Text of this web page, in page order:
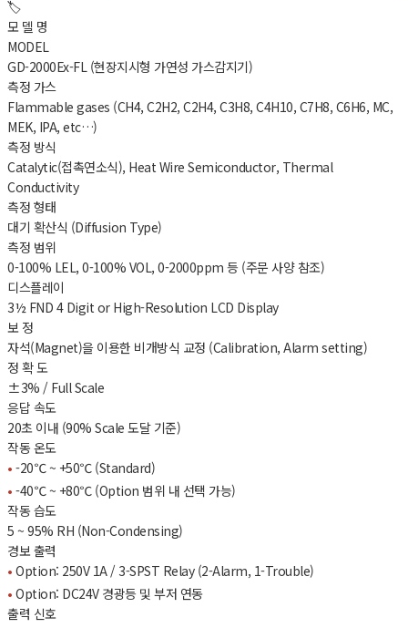
🏷️
모 델 명
MODEL
GD-2000Ex-FL (현장지시형 가연성 가스감지기)
측정 가스
Flammable gases (CH4, C2H2, C2H4, C3H8, C4H10, C7H8, C6H6, MC,
MEK, IPA, etc…)
측정 방식
Catalytic(접촉연소식), Heat Wire Semiconductor, Thermal
Conductivity
측정 형태
대기 확산식 (Diffusion Type)
측정 범위
0-100% LEL, 0-100% VOL, 0-2000ppm 등 (주문 사양 참조)
디스플레이
3½ FND 4 Digit or High-Resolution LCD Display
보 정
자석(Magnet)을 이용한 비개방식 교정 (Calibration, Alarm setting)
정 확 도
±3% / Full Scale
응답 속도
20초 이내 (90% Scale 도달 기준)
작동 온도
• -20℃ ~ +50℃ (Standard)
• -40℃ ~ +80℃ (Option 범위 내 선택 가능)
작동 습도
5 ~ 95% RH (Non-Condensing)
경보 출력
• Option: 250V 1A / 3-SPST Relay (2-Alarm, 1-Trouble)
• Option: DC24V 경광등 및 부저 연동
출력 신호